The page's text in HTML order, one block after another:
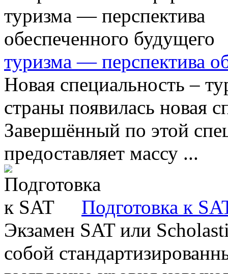
туризма — перспектива
Новая специальность –
страны появилась новая
Завершённый по этой
предоставляет массу ...
Подготовка к
Экзамен SAT или
собой